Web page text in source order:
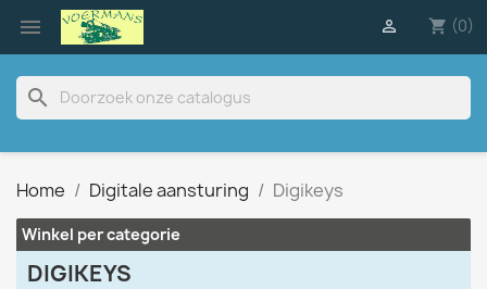
 shopping_cart (0)

search
Home Digitale aansturing Digikeys
Winkel per categorie
DIGIKEYS